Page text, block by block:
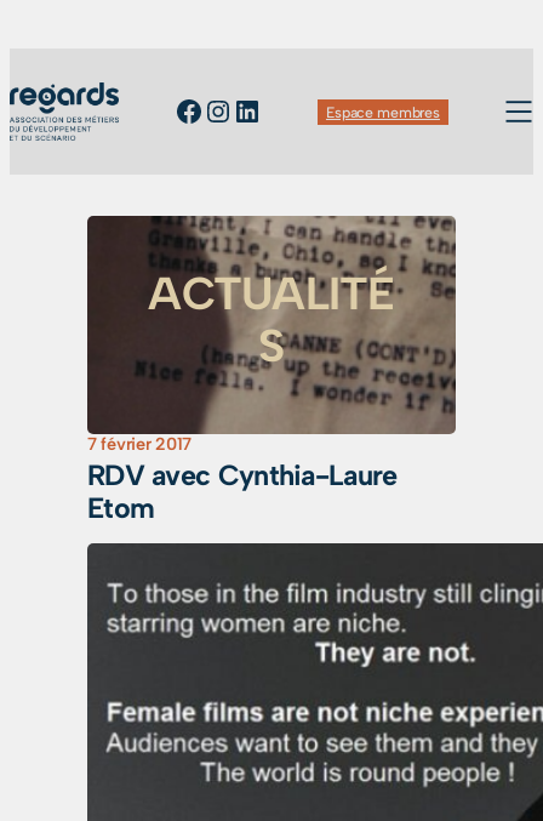
Facebook
Instagram
LinkedInEspace membres
ACTUALITÉ
S
7 février 2017
RDV avec Cynthia-Laure
Etom